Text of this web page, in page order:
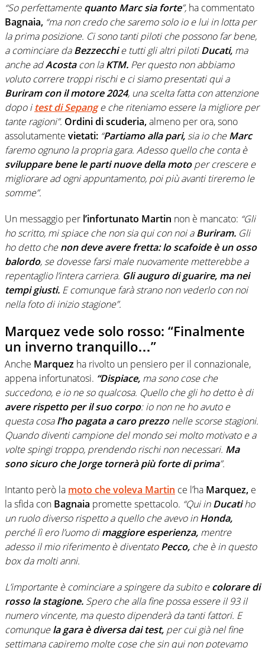
“So perfettamentequanto Marc sia forte”, ha commentato
Bagnaia, “ma non credo che saremo solo io e lui in lotta per
la prima posizione. Ci sono tanti piloti che possono far bene,
a cominciare daBezzecchie tutti gli altri pilotiDucati, ma
anche adAcostacon laKTM. Per questo non abbiamo
voluto correre troppi rischi e ci siamo presentati qui a
Buriram con il motore 2024, una scelta fatta con attenzione
dopo i test di Sepange che riteniamo essere la migliore per
tante ragioni”. Ordini di scuderia,almeno per ora, sono
assolutamente vietati: “Partiamo alla pari,sia io cheMarc
faremo ognuno la propria gara. Adesso quello che conta è
sviluppare bene le parti nuove della motoper crescere e
migliorare ad ogni appuntamento, poi più avanti tireremo le
somme”.
Un messaggio per l’infortunato Martin non è mancato: “Gli
ho scritto, mi spiace che non sia qui con noi aBuriram. Gli
ho detto chenon deve avere fretta: lo scafoide è un osso
balordo, se dovesse farsi male nuovamente metterebbe a
repentaglio l’intera carriera. Gli auguro di guarire, ma nei
tempi giusti. E comunque farà strano non vederlo con noi
nella foto di inizio stagione”.
Marquez vede solo rosso: “Finalmente
un inverno tranquillo…”
Anche Marquez ha rivolto un pensiero per il connazionale,
appena infortunatosi. “Dispiace, ma sono cose che
succedono, e io ne so qualcosa. Quello che gli ho detto è di
avere rispetto per il suo corpo: io non ne ho avuto e
questa cosal’ho pagata a caro prezzonelle scorse stagioni.
Quando diventi campione del mondo sei molto motivato e a
volte spingi troppo, prendendo rischi non necessari. Ma
sono sicuro che Jorge tornerà più forte di prima”.
Intanto però la moto che voleva Martin ce l’ha Marquez, e
la sfida con Bagnaia promette spettacolo. “Qui inDucatiho
un ruolo diverso rispetto a quello che avevo inHonda,
perché lì ero l’uomo dimaggiore esperienza, mentre
adesso il mio riferimento è diventatoPecco, che è in questo
box da molti anni.
L’importante è cominciare a spingere da subito ecolorare di
rosso la stagione. Spero che alla fine possa essere il 93 il
numero vincente, ma questo dipenderà da tanti fattori. E
comunquela gara è diversa dai test, per cui già nel fine
settimana capiremo molte cose che sin qui non potevamo